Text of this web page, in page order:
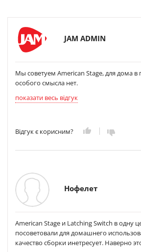
JAM ADMIN
Мы советуем American Stage, для дома в
особого смысла нет.
показати весь відгук
Відгук є корисним?
Нофелет
American Stage и Latching Switch в одну
посоветовали для домашнего
качество сборки инетресует. Наверно